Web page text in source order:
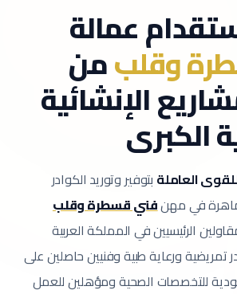
عمالة
وقلبمن
الإنشائية
الكبرى
العاملة بتوفير وتوريد الكوادر
في مهنفني قسطرة وقلب
الرئيسيين في المملكة العربية
تمريضية ورعاية طبية وفنيين حاصلين على
للتخصصات الصحية ومؤهلين للعمل